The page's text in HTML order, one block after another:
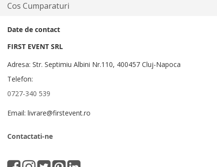
Cos Cumparaturi
Date de contact
FIRST EVENT SRL
Adresa: Str. Septimiu Albini Nr.110, 400457 Cluj-Napoca
Telefon:
0727-340 539
Email: livrare@firstevent.ro
Contactati-ne